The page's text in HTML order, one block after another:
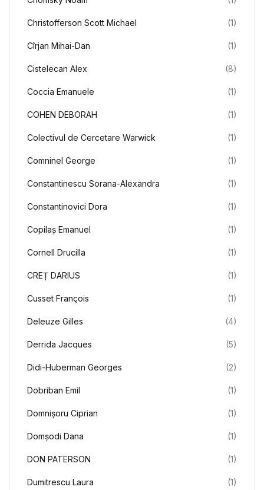
Christofferson Scott Michael (1)
Cîrjan Mihai-Dan (1)
Cistelecan Alex (8)
Coccia Emanuele (1)
COHEN DEBORAH (1)
Colectivul de Cercetare Warwick (1)
Comninel George (1)
Constantinescu Sorana-Alexandra (1)
Constantinovici Dora (1)
Copilaș Emanuel (1)
Cornell Drucilla (1)
CREȚ DARIUS (1)
Cusset François (1)
Deleuze Gilles (4)
Derrida Jacques (5)
Didi-Huberman Georges (2)
Dobriban Emil (1)
Domnișoru Ciprian (1)
Domșodi Dana (1)
DON PATERSON (1)
Dumitrescu Laura (1)